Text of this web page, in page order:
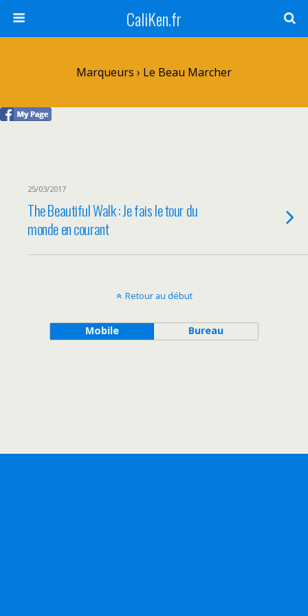
CaliKen.fr
Marqueurs › Le Beau Marcher
25/03/2017
The Beautiful Walk : Je fais le tour du
monde en courant
Retour au début
Mobile Bureau